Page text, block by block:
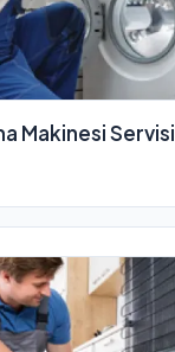
Makinesi Servisi